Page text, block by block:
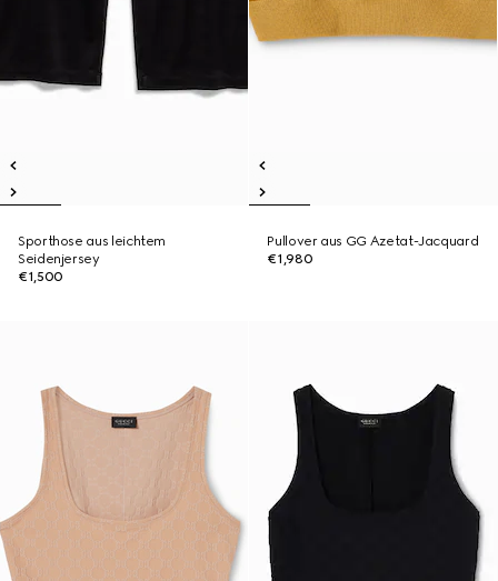
Sporthose aus leichtem
Seidenjersey
€1,500
Pullover aus GG Azetat-Jacquard
€1,980